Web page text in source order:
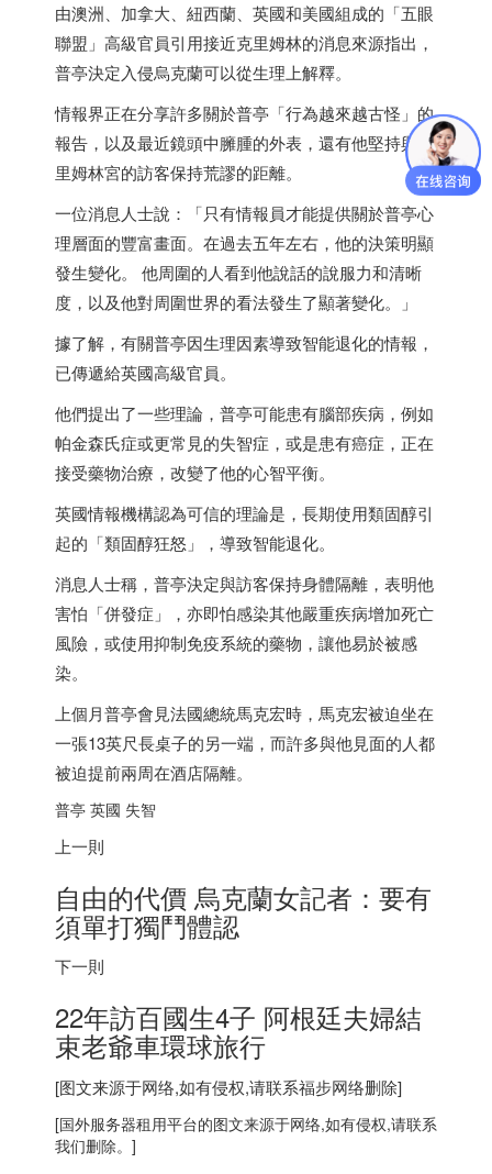
由澳洲、 加拿大 、紐西蘭、英國和美國組成的「五眼
聯盟」高級官員引用接近克里姆林的消息來源指出，
普亭決定入侵烏克蘭可以從生理上解釋。
情報界正在分享許多關於普亭「行為越來越古怪」的
報告，以及最近鏡頭中臃腫的外表，還有他堅持與克
里姆林宮的訪客保持荒謬的距離。
一位消息人士說：「只有情報員才能提供關於普亭心
理層面的豐富畫面。在過去五年左右，他的決策明顯
發生變化。 他周圍的人看到他說話的說服力和清晰
度，以及他對周圍世界的看法發生了顯著變化。」
據了解，有關普亭因生理因素導致智能退化的情報，
已傳遞給英國高級官員。
他們提出了一些理論，普亭可能患有腦部疾病，例如
帕金森氏症或更常見的失智症，或是患有癌症，正在
接受藥物治療，改變了他的心智平衡。
英國情報機構認為可信的理論是，長期使用類固醇引
起的「類固醇狂怒」，導致智能退化。
消息人士稱，普亭決定與訪客保持身體隔離，表明他
害怕「併發症」，亦即怕感染其他嚴重疾病增加死亡
風險，或使用抑制免疫系統的藥物，讓他易於被感
染。
上個月普亭會見法國總統馬克宏時，馬克宏被迫坐在
一張13英尺長桌子的另一端，而許多與他見面的人都
被迫提前兩周在酒店隔離。
普亭 英國 失智
上一則
自由的代價 烏克蘭女記者：要有
須單打獨鬥體認
下一則
22年訪百國生4子 阿根廷夫婦結
束老爺車環球旅行
[图文来源于网络,如有侵权,请联系福步网络删除]
[国外服务器租用平台的图文来源于网络,如有侵权,请联系
我们删除。]